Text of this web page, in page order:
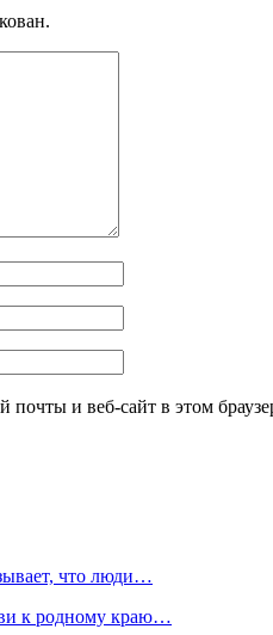
почты и веб-сайт в этом
что люди…
к родному краю…